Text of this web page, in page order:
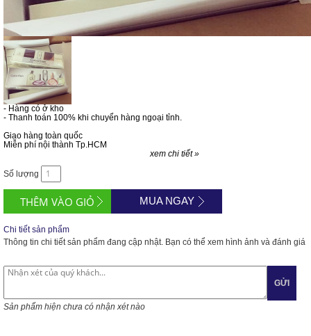
- Hàng có ở kho
- Thanh toán 100% khi chuyển hàng ngoại tỉnh.
Giao hàng toàn quốc
Miễn phí nội thành Tp.HCM
xem chi tiết »
Số lượng
MUA NGAY
Chi tiết sản phẩm
Thông tin chi tiết sản phẩm đang cập nhật. Bạn có thể xem hình ảnh và đánh giá
GỬI
Sản phẩm hiện chưa có nhận xét nào